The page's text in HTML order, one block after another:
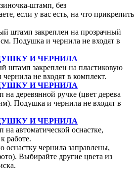
штамп, без
если у вас есть, на что прикрепить
штамп закреплен на прозрачный
Подушка и чернила не входят в
И ЧЕРНИЛА
штамп закреплен на пластиковую
не входят в комплект.
И ЧЕРНИЛА
деревянной ручке (цвет дерева
Подушка и чернила не входят в
И ЧЕРНИЛА
на автоматической оснастке,
работе.
оснастку чернила заправлены,
Выбирайте другие цвета из